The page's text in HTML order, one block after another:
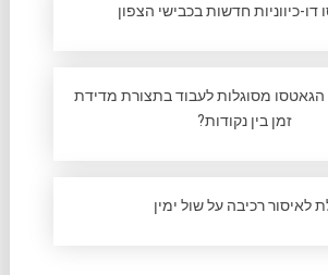
כיווניות חדשות בכבישי הצפון
מסוגלות לעבוד בתצורת מדידת
זמן בין נקודות?
רכיבה על שול ימין